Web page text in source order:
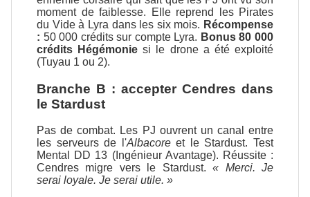
moment de faiblesse. Elle reprend les Pirates
du Vide à Lyra dans les six mois. Récompense
: 50 000 crédits sur compte Lyra. Bonus 80 000
crédits Hégémonie si le drone a été exploité
(Tuyau 1 ou 2).
Branche B : accepter Cendres dans
le Stardust
Pas de combat. Les PJ ouvrent un canal entre
les serveurs de l'Albacoreet le Stardust. Test
Mental DD 13 (Ingénieur Avantage). Réussite :
Cendres migre vers le Stardust.« Merci. Je
serai loyale. Je serai utile. »